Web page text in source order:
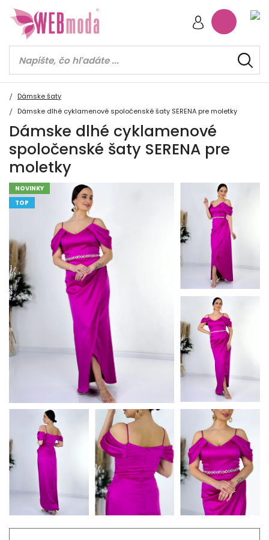
Dámske šaty
Dámske dlhé cyklamenové spoločenské šaty SERENA pre moletky
Dámske dlhé cyklamenové
spoločenské šaty SERENA pre
moletky
NOVINKY
TOP